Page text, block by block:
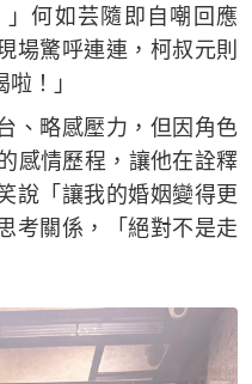
何如芸隨即自嘲回應
場驚呼連連，柯叔元則
！」
、略感壓力，但因角色
感情歷程，讓他在詮釋
說「讓我的婚姻變得更
考關係，「絕對不是走